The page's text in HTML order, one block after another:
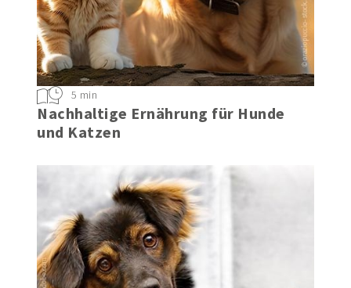
Nachhaltige Ernährung für Hunde
und Katzen
5 min